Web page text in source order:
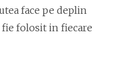
face pe deplin
fie folosit in fiecare